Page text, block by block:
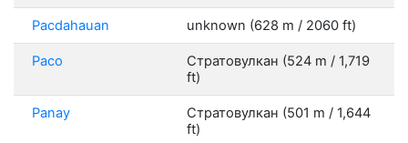
Pacdahauan unknown (628 m / 2060 ft)
Paco
Стратовулкан (524 m / 1,719
ft)
Panay
Стратовулкан (501 m / 1,644
ft)